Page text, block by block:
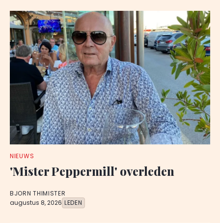
NIEUWS
'Mister Peppermill' overleden
BJORN THIMISTER
augustus 8, 2026 LEDEN